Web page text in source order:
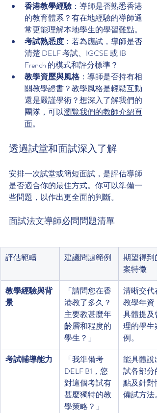
香港教學經驗：導師是否熟悉香港
的教育體系？有在地經驗的導師通
常更能理解本地學生的學習難點。
考試熟悉度 ：若為應試，導師是否
清楚 DELF 考試、IGCSE 或 IB
French 的模式和評分標準？
教學資歷與風格 ：導師是否持有相
關教學證書？教學風格是輕鬆互動
還是嚴謹學術？想深入了解我們的
團隊，可以瀏覽我們的教師介紹頁
面。
透過試堂和面試深入了解
安排一次試堂或簡短面試，是評估導師
是否適合你的最佳方式。你可以準備一
些問題，以作出更全面的判斷。
面試法文導師必問問題清單
評估範疇 建議問題範例
期望得到
案特徵
教學經驗與背
景
「請問您在香
港教了多久？
主要教甚麼年
齡層和程度的
學生？」
清晰交代
教學年資
具體提及
理的學生案
例。
考試輔導能力
「我準備考
DELF B1，您
對這個考試有
甚麼獨特的教
學策略？」
能具體說
試各部分
點及針對
備試方法。